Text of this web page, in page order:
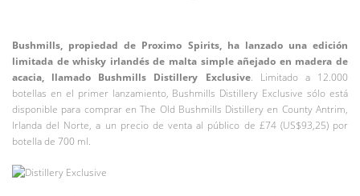
Bushmills, propiedad de Proximo Spirits, ha lanzado una edición
limitada de whisky irlandés de malta simple añejado en madera de
acacia, llamado Bushmills Distillery Exclusive. Limitado a 12.000
botellas en el primer lanzamiento, Bushmills Distillery Exclusive sólo está
disponible para comprar en The Old Bushmills Distillery en County Antrim,
Irlanda del Norte, a un precio de venta al público de £74 (US$93,25) por
botella de 700 ml.